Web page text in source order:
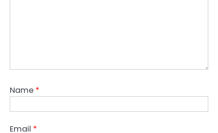
Name *
Email *